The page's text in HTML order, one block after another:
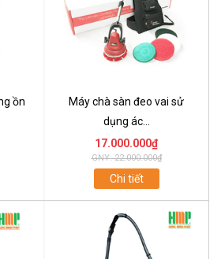
ồn
Máy chà sàn đeo vai sử
dụng ác...
17.000.000₫
GNY: 22.000.000₫
Chi tiết